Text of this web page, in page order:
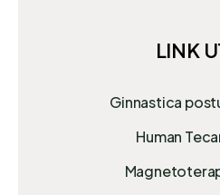
LINK
Ginnastica
Human